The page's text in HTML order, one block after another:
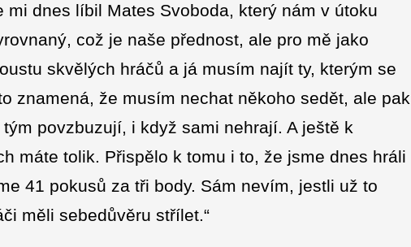
dnes líbil Mates Svoboda, který nám v útoku
což je naše přednost, ale pro mě jako
skvělých hráčů a já musím najít ty, kterým se
znamená, že musím nechat někoho sedět, ale pak
povzbuzují, i když sami nehrají. A ještě k
máte tolik. Přispělo k tomu i to, že jsme dnes hráli
41 pokusů za tři body. Sám nevím, jestli už to
měli sebedůvěru střílet.“